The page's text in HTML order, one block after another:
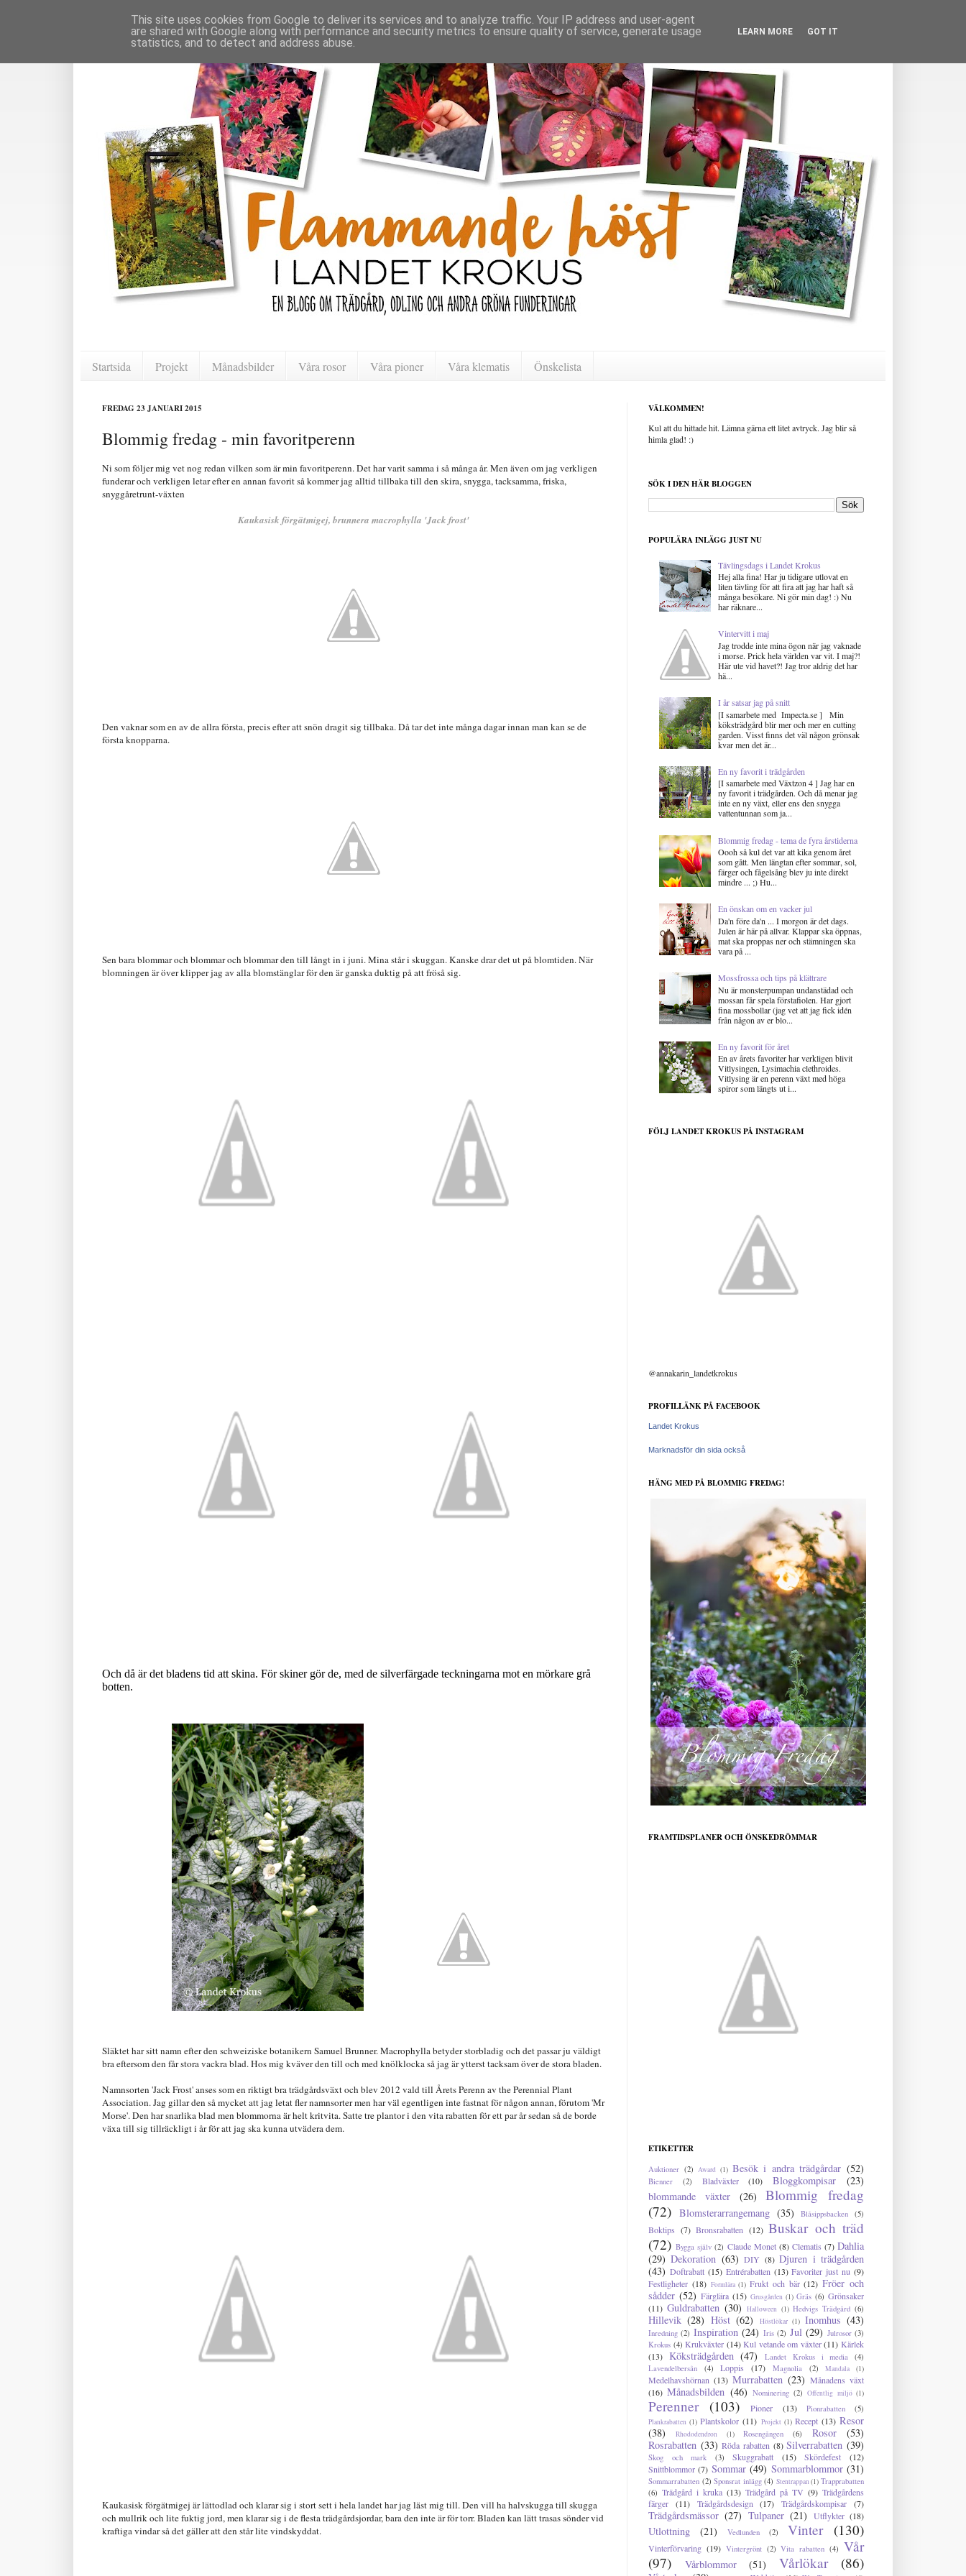
Startsida Projekt Månadsbilder Våra rosor Våra pioner Våra klematis Önskelista
FREDAG 23 JANUARI 2015
Blommig fredag - min favoritperenn
Ni som följer mig vet nog redan vilken som är min favoritperenn. Det har varit samma i så många år. Men även om jag verkligen
funderar och verkligen letar efter en annan favorit så kommer jag alltid tillbaka till den skira, snygga, tacksamma, friska,
snyggåretrunt-växten
Kaukasisk förgätmigej, brunnera macrophylla 'Jack frost'
Den vaknar som en av de allra första, precis efter att snön dragit sig tillbaka. Då tar det inte många dagar innan man kan se de
första knopparna.
Sen bara blommar och blommar och blommar den till långt in i juni. Mina står i skuggan. Kanske drar det ut på blomtiden. När
blomningen är över klipper jag av alla blomstänglar för den är ganska duktig på att fröså sig.
Och då är det bladens tid att skina. För skiner gör de, med de silverfärgade teckningarna mot en mörkare grå
botten.
Släktet har sitt namn efter den schweiziske botanikern Samuel Brunner. Macrophylla betyder storbladig och det passar ju väldigt
bra eftersom den får stora vackra blad. Hos mig kväver den till och med knölklocka så jag är ytterst tacksam över de stora bladen.
Namnsorten 'Jack Frost' anses som en riktigt bra trädgårdsväxt och blev 2012 vald till Årets Perenn av the Perennial Plant
Association. Jag gillar den så mycket att jag letat fler namnsorter men har väl egentligen inte fastnat för någon annan, förutom 'Mr
Morse'. Den har snarlika blad men blommorna är helt kritvita. Satte tre plantor i den vita rabatten för ett par år sedan så de borde
växa till sig tillräckligt i år för att jag ska kunna utvädera dem.
Kaukasisk förgätmigej är lättodlad och klarar sig i stort sett i hela landet har jag läst mig till. Den vill ha halvskugga till skugga
och mullrik och lite fuktig jord, men klarar sig i de flesta trädgårdsjordar, bara den inte är för torr. Bladen kan lätt trasas sönder vid
kraftiga vindar så det gäller att den står lite vindskyddat.
VÄLKOMMEN!
Kul att du hittade hit. Lämna gärna ett litet avtryck. Jag blir så
himla glad! :)
SÖK I DEN HÄR BLOGGEN
POPULÄRA INLÄGG JUST NU
Tävlingsdags i Landet Krokus
Hej alla fina! Har ju tidigare utlovat en
liten tävling för att fira att jag har haft så
många besökare. Ni gör min dag! :) Nu
har räknare...
Vintervitt i maj
Jag trodde inte mina ögon när jag vaknade
i morse. Prick hela världen var vit. I maj?!
Här ute vid havet?! Jag tror aldrig det har
hä...
I år satsar jag på snitt
[I samarbete med Impecta.se ] Min
köksträdgård blir mer och mer en cutting
garden. Visst finns det väl någon grönsak
kvar men det är...
En ny favorit i trädgården
[I samarbete med Växtzon 4 ] Jag har en
ny favorit i trädgården. Och då menar jag
inte en ny växt, eller ens den snygga
vattentunnan som ja...
Blommig fredag - tema de fyra årstiderna
Oooh så kul det var att kika genom året
som gått. Men längtan efter sommar, sol,
färger och fågelsång blev ju inte direkt
mindre ... ;) Hu...
En önskan om en vacker jul
Da'n före da'n ... I morgon är det dags.
Julen är här på allvar. Klappar ska öppnas,
mat ska proppas ner och stämningen ska
vara på ...
Mossfrossa och tips på klättrare
Nu är monsterpumpan undanstädad och
mossan får spela förstafiolen. Har gjort
fina mossbollar (jag vet att jag fick idén
från någon av er blo...
En ny favorit för året
En av årets favoriter har verkligen blivit
Vitlysingen, Lysimachia clethroides.
Vitlysing är en perenn växt med höga
spiror som längts ut i...
FÖLJ LANDET KROKUS PÅ INSTAGRAM
@annakarin_landetkrokus
PROFILLÄNK PÅ FACEBOOK
Landet Krokus
Marknadsför din sida också
HÄNG MED PÅ BLOMMIG FREDAG!
FRAMTIDSPLANER OCH ÖNSKEDRÖMMAR
ETIKETTER
Auktioner (2) Award (1) Besök i andra trädgårdar (52)
Bienner (2) Bladväxter (10) Bloggkompisar
(23)
blommande växter
(26)
Blommig fredag
(72) Blomsterarrangemang (35) Blåsippsbacken (5)
Boktips (7) Bronsrabatten (12) Buskar och träd
(72) Bygga själv (2) Claude Monet (8) Clematis (7) Dahlia
(29) Dekoration (63) DIY (8) Djuren i trädgården
(43) Doftrabatt (15) Entrérabatten (13) Favoriter just nu (9)
Festligheter (18) Formlära (1) Frukt och bär (12) Fröer och
sådder (52) Färglära (15) Grusgården (1) Gräs (6) Grönsaker
(11) Guldrabatten (30) Halloween (1) Hedvigs Trädgård (6)
Hillevik (28) Höst (62) Höstlökar (1) Inomhus (43)
Inredning (2) Inspiration (24) Iris (2) Jul (29) Julrosor (3)
Krokus (4) Krukväxter (14) Kul vetande om växter (11) Kärlek
(13) Köksträdgården (47) Landet Krokus i media
(4)
Lavendelbersån
(4) Loppis (17) Magnolia (2) Mandala (1)
Medelhavshörnan (13) Murrabatten (23) Månadens växt
(16) Månadsbilden (46) Nominering (2) Offentlig miljö (1)
Perenner (103) Pioner (13) Pionrabatten (5)
Plankrabatten (1) Plantskolor (11) Projekt (1) Recept (13) Resor
(38)
Rhododendron (1) Rosengången (6) Rosor
(53)
Rosrabatten (33) Röda rabatten (8) Silverrabatten (39)
Skog och mark (3) Skuggrabatt (15) Skördefest
(12)
Snittblommor (7) Sommar (49) Sommarblommor (31)
Sommarrabatten (2) Sponsrat inlägg (4) Stentrappan(1) Trapprabatten
(6) Trädgård i kruka (13) Trädgård på TV (9) Trädgårdens
färger
(11) Trädgårdsdesign (17) Trädgårdskompisar (7)
Trädgårdsmässor (27) Tulpaner (21) Utflykter (18)
Utlottning (21) Vedlunden (2) Vinter (130)
Vinterförvaring (19) Vintergrönt (2) Vita rabatten (4) Vår
(97)
Vårblommor (51) Vårlökar (86)
This site uses cookies from Google to deliver its services and to analyze traffic. Your IP address and user-agent
are shared with Google along with performance and security metrics to ensure quality of service, generate usage
statistics, and to detect and address abuse.
LEARN MORE GOT IT